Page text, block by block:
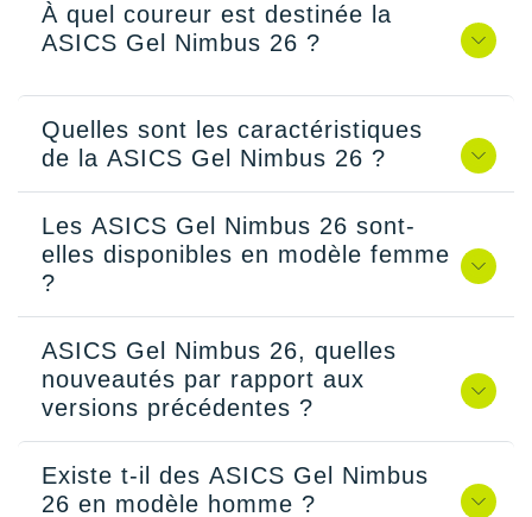
À quel coureur est destinée la
ASICS Gel Nimbus 26 ?
Quelles sont les caractéristiques
de la ASICS Gel Nimbus 26 ?
Les ASICS Gel Nimbus 26 sont-
elles disponibles en modèle femme
?
ASICS Gel Nimbus 26, quelles
nouveautés par rapport aux
versions précédentes ?
Existe t-il des ASICS Gel Nimbus
26 en modèle homme ?